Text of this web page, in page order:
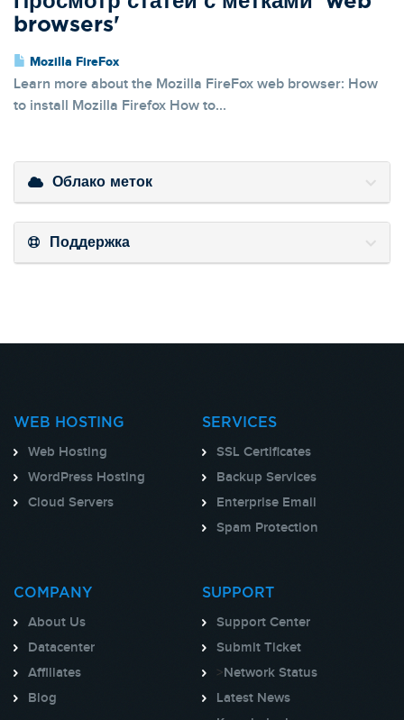
browsers'
Mozilla FireFox
Learn more about the Mozilla FireFox web browser: How
to install Mozilla Firefox How to...
Облако меток
Поддержка
WEB HOSTING
Web Hosting
WordPress Hosting
Cloud Servers
SERVICES
SSL Certificates
Backup Services
Enterprise Email
Spam Protection
COMPANY
About Us
Datacenter
Affiliates
Blog
SUPPORT
Support Center
Submit Ticket
>Network Status
Latest News